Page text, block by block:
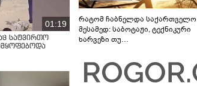
01:19
სატვირთო
რატომ ჩაბნელდა საქართველო
მესამედ: საბოტაჟი, ტექნიკური
ხარვეზი თუ